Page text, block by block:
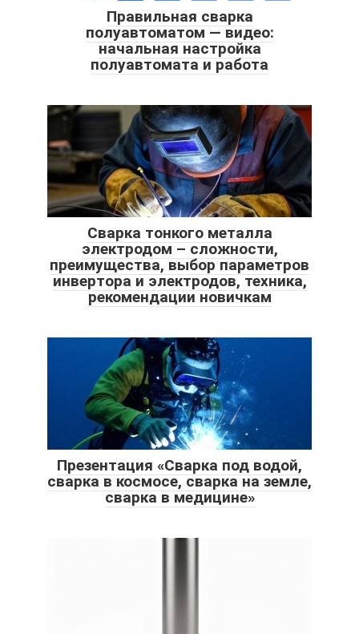
Правильная сварка
полуавтоматом — видео:
начальная настройка
полуавтомата и работа
Сварка тонкого металла
электродом – сложности,
преимущества, выбор параметров
инвертора и электродов, техника,
рекомендации новичкам
Презентация «Сварка под водой,
сварка в космосе, сварка на земле,
сварка в медицине»